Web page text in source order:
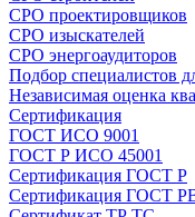
СРО проектировщиков
СРО изыскателей
СРО энергоаудиторов
Подбор специалистов
Независимая оценка
Сертификация
ГОСТ ИСО 9001
ГОСТ Р ИСО 45001
Сертификация ГОСТ Р
Сертификация ГОСТ